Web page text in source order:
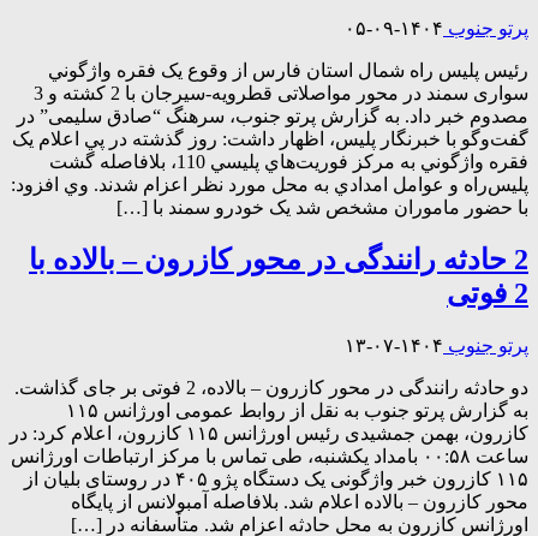
پرتو جنوب ۱۴۰۴-۰۹-۰۵
رئيس پليس راه شمال استان فارس از وقوع يک فقره واژگوني
سواری سمند در محور مواصلاتی قطرویه-سیرجان با 2 کشته و 3
مصدوم خبر داد. به گزارش پرتو جنوب، سرهنگ “صادق سلیمی” در
گفت‌وگو با خبرنگار پليس، اظهار داشت: روز گذشته در پي اعلام يک
فقره واژگوني به مرکز فوريت‌هاي پليسي 110، بلافاصله گشت
پليس‌راه و عوامل امدادي به محل مورد نظر اعزام شدند. وي افزود:
با حضور ماموران مشخص شد يک خودرو سمند با […]
2 حادثه رانندگی در محور کازرون – بالاده با
2 فوتی
پرتو جنوب ۱۴۰۴-۰۷-۱۳
دو حادثه رانندگی در محور کازرون – بالاده، 2 فوتی بر جای گذاشت.
به گزارش پرتو جنوب به نقل از روابط عمومی اورژانس ۱۱۵
کازرون، بهمن جمشیدی رئیس اورژانس ۱۱۵ کازرون، اعلام کرد: در
ساعت ۰۰:۵۸ بامداد یکشنبه، طی تماس با مرکز ارتباطات اورژانس
۱۱۵ کازرون خبر واژگونی یک دستگاه پژو ۴۰۵ در روستای بلیان از
محور کازرون – بالاده اعلام شد. بلافاصله آمبولانس از پایگاه‌
اورژانس کازرون به محل حادثه اعزام شد. متأسفانه در […]